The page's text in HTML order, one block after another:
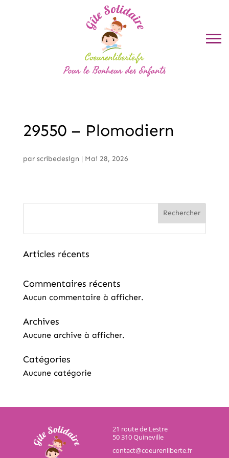
29550 – Plomodiern
par scribedesign | Mai 28, 2026
Rechercher
Articles récents
Commentaires récents
Aucun commentaire à afficher.
Archives
Aucune archive à afficher.
Catégories
Aucune catégorie
21 route de Lestre
50 310 Quineville
contact@coeurenliberte.fr